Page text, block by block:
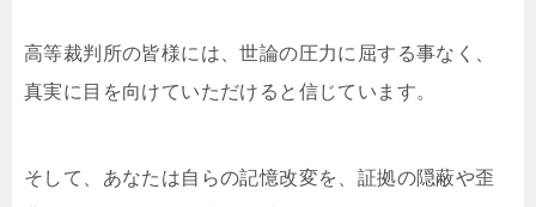
高等裁判所の皆様には、世論の圧力に屈する事なく、
真実に目を向けていただけると信じています。
そして、あなたは自らの記憶改変を、証拠の隠蔽や歪